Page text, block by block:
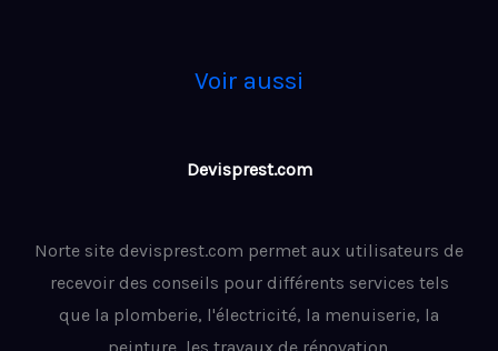
Voir aussi
Devisprest.com
Norte site devisprest.com permet aux utilisateurs de
recevoir des conseils pour différents services tels
que la plomberie, l'électricité, la menuiserie, la